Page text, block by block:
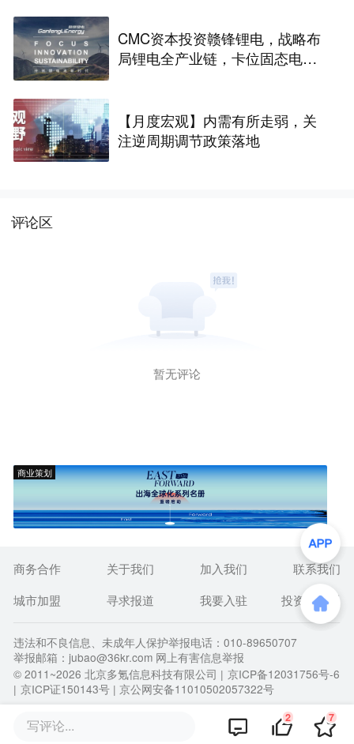
CMC资本投资赣锋锂电，战略布
局锂电全产业链，卡位固态电池
【月度宏观】内需有所走弱，关
注逆周期调节政策落地
评论区
暂无评论
商业策划
写评论... 2 7
商务合作 关于我们 加入我们
联系我们
城市加盟
寻求报道 我要入驻 投资者关系
违法和不良信息、未成年人保护举报电话：010-89650707
举报邮箱：jubao@36kr.com 网上有害信息举报
© 2011~2026 北京多氪信息科技有限公司 | 京ICP备12031756号-6
| 京ICP证150143号 | 京公网安备11010502057322号